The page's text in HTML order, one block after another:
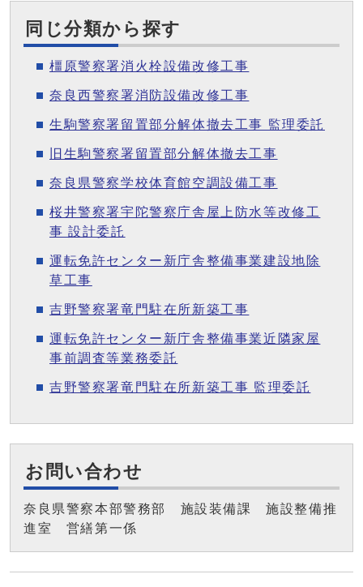
同じ分類から探す
橿原警察署消火栓設備改修工事
奈良西警察署消防設備改修工事
生駒警察署留置部分解体撤去工事 監理委託
旧生駒警察署留置部分解体撤去工事
奈良県警察学校体育館空調設備工事
桜井警察署宇陀警察庁舎屋上防水等改修工
事 設計委託
運転免許センター新庁舎整備事業建設地除
草工事
吉野警察署竜門駐在所新築工事
運転免許センター新庁舎整備事業近隣家屋
事前調査等業務委託
吉野警察署竜門駐在所新築工事 監理委託
お問い合わせ
奈良県警察本部警務部 施設装備課 施設整備推
進室 営繕第一係